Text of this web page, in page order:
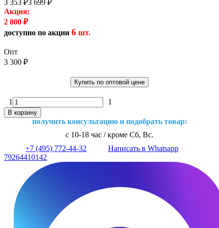
3 353 ₽3 699 ₽
Акция:
2 800 ₽
доступно по акции 6 шт.
Опт
3 300 ₽
Купить по оптовой цене
1 1
В корзину
получить консультацию и подобрать товар:
с 10-18 час / кроме Сб, Вс.
+7 (495) 772-44-32
Написать в Whatsapp
79264410142